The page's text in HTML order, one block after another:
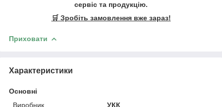
сервіс та продукцію.
🛒 Зробіть замовлення вже зараз!
Приховати
Характеристики
Основні
Виробник
УКК